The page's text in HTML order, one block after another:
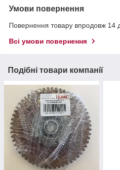
Умови повернення
Повернення товару впродовж 14
Всі умови повернення
Подібні товари компанії